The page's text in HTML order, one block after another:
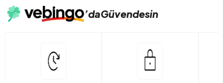
’daGüvendesin